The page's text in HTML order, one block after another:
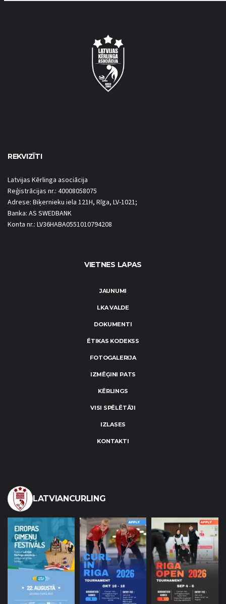
REKVIZĪTI
Latvijas Kērlinga asociācija
Reģistrācijas nr.: 40008058075
Adrese: Biķernieku iela 121H, Rīga, LV-1021;
Banka: AS SWEDBANK
Konta nr.: LV36HABA0551010794208
VIETNES LAPAS
JAUNUMI
LKA VALDE
DOKUMENTI
ĒTIKAS KODEKSS
FOTOGALERIJA
IZMĒĢINI PATS
KĒRLINGS
VISI SPĒLĒTĀJI
IZLASES
KONTAKTI
LATVIANCURLING